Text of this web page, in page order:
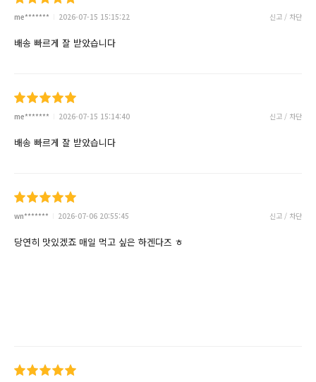
me******* 2026-07-15 15:15:22 신고 / 차단
배송 빠르게 잘 받았습니다
me******* 2026-07-15 15:14:40 신고 / 차단
배송 빠르게 잘 받았습니다
wn******* 2026-07-06 20:55:45 신고 / 차단
당연히 맛있겠죠 매일 먹고 싶은 하겐다즈 ㅎ